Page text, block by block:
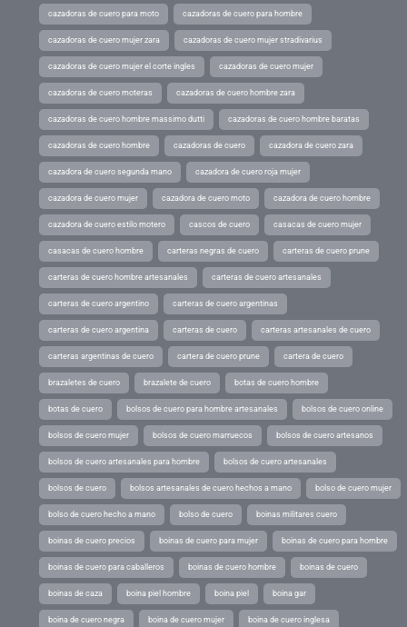
cazadoras de cuero para moto cazadoras de cuero para hombre
cazadoras de cuero mujer zara cazadoras de cuero mujer stradivarius
cazadoras de cuero mujer el corte ingles cazadoras de cuero mujer
cazadoras de cuero moteras cazadoras de cuero hombre zara
cazadoras de cuero hombre massimo dutti cazadoras de cuero hombre baratas
cazadoras de cuero hombre cazadoras de cuero cazadora de cuero zara
cazadora de cuero segunda mano cazadora de cuero roja mujer
cazadora de cuero mujer cazadora de cuero moto cazadora de cuero hombre
cazadora de cuero estilo motero cascos de cuero casacas de cuero mujer
casacas de cuero hombre carteras negras de cuero carteras de cuero prune
carteras de cuero hombre artesanales carteras de cuero artesanales
carteras de cuero argentino carteras de cuero argentinas
carteras de cuero argentina carteras de cuero carteras artesanales de cuero
carteras argentinas de cuero cartera de cuero prune cartera de cuero
brazaletes de cuero brazalete de cuero botas de cuero hombre
botas de cuero bolsos de cuero para hombre artesanales bolsos de cuero online
bolsos de cuero mujer bolsos de cuero marruecos bolsos de cuero artesanos
bolsos de cuero artesanales para hombre bolsos de cuero artesanales
bolsos de cuero bolsos artesanales de cuero hechos a mano bolso de cuero mujer
bolso de cuero hecho a mano bolso de cuero boinas militares cuero
boinas de cuero precios boinas de cuero para mujer boinas de cuero para hombre
boinas de cuero para caballeros boinas de cuero hombre boinas de cuero
boinas de caza boina piel hombre boina piel boina gar
boina de cuero negra boina de cuero mujer boina de cuero inglesa